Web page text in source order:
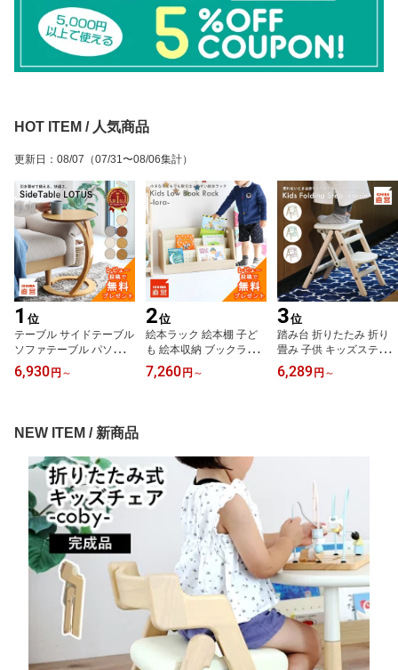
HOT ITEM / 人気商品
更新日 ： 08/07 （07/31〜08/06集計）
1 位
テーブル サイドテーブル
ソファテーブル パソコン
テーブル ロータス 北欧
おしゃれ 木製 ベッド ナ
ンテージ sidetable LOTU
S ILT-2987 ちいくのいち
ば いちばかぐ
6,930 円 ～
2位
絵本ラック 絵本棚 子ど
も 絵本収納 ブックラッ
ク ラック 本棚 本収納 収
納 キッズラック スリム
屋収納 キッズルーム ILR
-3579 いちばかぐ
7,260 円 ～
3位
踏み台 折りたたみ 折り
畳み 子供 キッズステッ
プ ステップ ステップ台
子ども こども キッズ ふ
6,289 円 ～
NEW ITEM / 新商品